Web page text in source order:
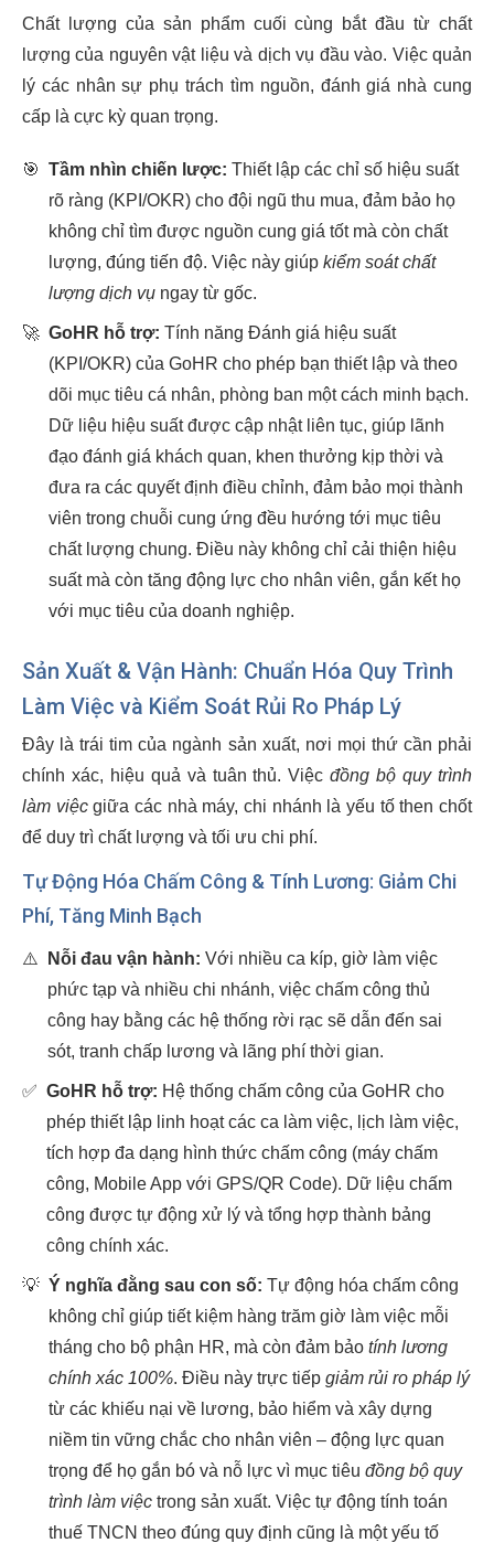
Chất lượng của sản phẩm cuối cùng bắt đầu từ chất
lượng của nguyên vật liệu và dịch vụ đầu vào. Việc quản
lý các nhân sự phụ trách tìm nguồn, đánh giá nhà cung
cấp là cực kỳ quan trọng.
🎯 Tầm nhìn chiến lược: Thiết lập các chỉ số hiệu suất
rõ ràng (KPI/OKR) cho đội ngũ thu mua, đảm bảo họ
không chỉ tìm được nguồn cung giá tốt mà còn chất
lượng, đúng tiến độ. Việc này giúp kiểm soát chất
lượng dịch vụ ngay từ gốc.
🚀 GoHR hỗ trợ: Tính năng Đánh giá hiệu suất
(KPI/OKR) của GoHR cho phép bạn thiết lập và theo
dõi mục tiêu cá nhân, phòng ban một cách minh bạch.
Dữ liệu hiệu suất được cập nhật liên tục, giúp lãnh
đạo đánh giá khách quan, khen thưởng kịp thời và
đưa ra các quyết định điều chỉnh, đảm bảo mọi thành
viên trong chuỗi cung ứng đều hướng tới mục tiêu
chất lượng chung. Điều này không chỉ cải thiện hiệu
suất mà còn tăng động lực cho nhân viên, gắn kết họ
với mục tiêu của doanh nghiệp.
Sản Xuất & Vận Hành: Chuẩn Hóa Quy Trình
Làm Việc và Kiểm Soát Rủi Ro Pháp Lý
Đây là trái tim của ngành sản xuất, nơi mọi thứ cần phải
chính xác, hiệu quả và tuân thủ. Việcđồng bộ quy trình
làm việcgiữa các nhà máy, chi nhánh là yếu tố then chốt
để duy trì chất lượng và tối ưu chi phí.
Tự Động Hóa Chấm Công & Tính Lương: Giảm Chi
Phí, Tăng Minh Bạch
⚠️ Nỗi đau vận hành: Với nhiều ca kíp, giờ làm việc
phức tạp và nhiều chi nhánh, việc chấm công thủ
công hay bằng các hệ thống rời rạc sẽ dẫn đến sai
sót, tranh chấp lương và lãng phí thời gian.
✅ GoHR hỗ trợ: Hệ thống chấm công của GoHR cho
phép thiết lập linh hoạt các ca làm việc, lịch làm việc,
tích hợp đa dạng hình thức chấm công (máy chấm
công, Mobile App với GPS/QR Code). Dữ liệu chấm
công được tự động xử lý và tổng hợp thành bảng
công chính xác.
💡 Ý nghĩa đằng sau con số: Tự động hóa chấm công
không chỉ giúp tiết kiệm hàng trăm giờ làm việc mỗi
tháng cho bộ phận HR, mà còn đảm bảo tính lương
chính xác 100%. Điều này trực tiếp giảm rủi ro pháp lý
từ các khiếu nại về lương, bảo hiểm và xây dựng
niềm tin vững chắc cho nhân viên – động lực quan
trọng để họ gắn bó và nỗ lực vì mục tiêu đồng bộ quy
trình làm việc trong sản xuất. Việc tự động tính toán
thuế TNCN theo đúng quy định cũng là một yếu tố